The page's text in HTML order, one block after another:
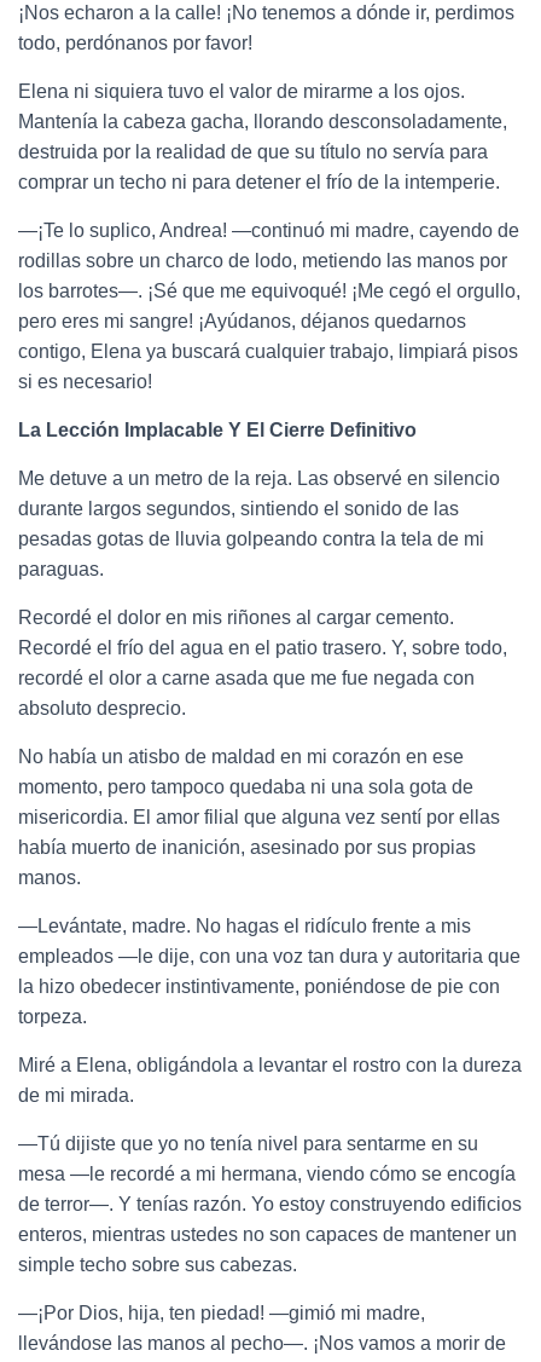
¡Nos echaron a la calle! ¡No tenemos a dónde ir, perdimos
todo, perdónanos por favor!
Elena ni siquiera tuvo el valor de mirarme a los ojos.
Mantenía la cabeza gacha, llorando desconsoladamente,
destruida por la realidad de que su título no servía para
comprar un techo ni para detener el frío de la intemperie.
—¡Te lo suplico, Andrea! —continuó mi madre, cayendo de
rodillas sobre un charco de lodo, metiendo las manos por
los barrotes—. ¡Sé que me equivoqué! ¡Me cegó el orgullo,
pero eres mi sangre! ¡Ayúdanos, déjanos quedarnos
contigo, Elena ya buscará cualquier trabajo, limpiará pisos
si es necesario!
La Lección Implacable Y El Cierre Definitivo
Me detuve a un metro de la reja. Las observé en silencio
durante largos segundos, sintiendo el sonido de las
pesadas gotas de lluvia golpeando contra la tela de mi
paraguas.
Recordé el dolor en mis riñones al cargar cemento.
Recordé el frío del agua en el patio trasero. Y, sobre todo,
recordé el olor a carne asada que me fue negada con
absoluto desprecio.
No había un atisbo de maldad en mi corazón en ese
momento, pero tampoco quedaba ni una sola gota de
misericordia. El amor filial que alguna vez sentí por ellas
había muerto de inanición, asesinado por sus propias
manos.
—Levántate, madre. No hagas el ridículo frente a mis
empleados —le dije, con una voz tan dura y autoritaria que
la hizo obedecer instintivamente, poniéndose de pie con
torpeza.
Miré a Elena, obligándola a levantar el rostro con la dureza
de mi mirada.
—Tú dijiste que yo no tenía nivel para sentarme en su
mesa —le recordé a mi hermana, viendo cómo se encogía
de terror—. Y tenías razón. Yo estoy construyendo edificios
enteros, mientras ustedes no son capaces de mantener un
simple techo sobre sus cabezas.
—¡Por Dios, hija, ten piedad! —gimió mi madre,
llevándose las manos al pecho—. ¡Nos vamos a morir de